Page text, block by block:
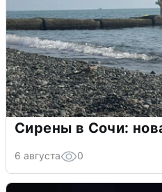
Сирены в Сочи:
6 августа 0